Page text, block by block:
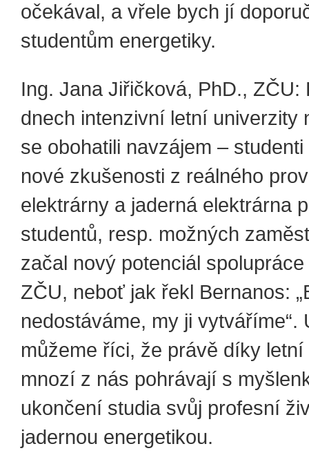
očekával, a vřele bych jí
studentům energetiky.
Ing. Jana Jiřičková, PhD., ZČU:
dnech intenzivní letní univerzity
se obohatili navzájem –
nové zkušenosti z reálného
elektrárny a jaderná elektrárna
studentů, resp. možných
začal nový potenciál
ZČU, neboť jak řekl Bernanos:
nedostáváme, my ji vytváříme“.
můžeme říci, že právě díky
mnozí z nás pohrávají s
ukončení studia svůj profesní
jadernou energetikou.